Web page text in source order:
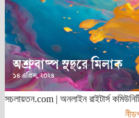
সচলায়তন.com | অনলাইন রাইটার্স